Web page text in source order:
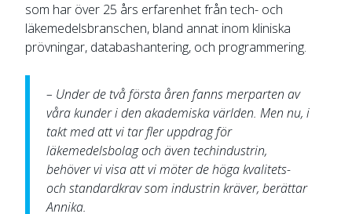
som har över 25 års erfarenhet från tech- och
läkemedelsbranschen, bland annat inom kliniska
prövningar, databashantering, och programmering.
– Under de två första åren fanns merparten av
våra kunder i den akademiska världen. Men nu, i
takt med att vi tar fler uppdrag för
läkemedelsbolag och även techindustrin,
behöver vi visa att vi möter de höga kvalitets-
och standardkrav som industrin kräver, berättar
Annika.